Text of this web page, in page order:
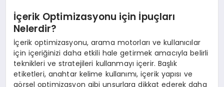
İçerik Optimizasyonu için İpuçları
Nelerdir?
İçerik optimizasyonu, arama motorları ve kullanıcılar
için içeriğinizi daha etkili hale getirmek amacıyla belirli
teknikleri ve stratejileri kullanmayı içerir. Başlık
etiketleri, anahtar kelime kullanımı, içerik yapısı ve
görsel optimizasyon gibi unsurlara dikkat ederek daha